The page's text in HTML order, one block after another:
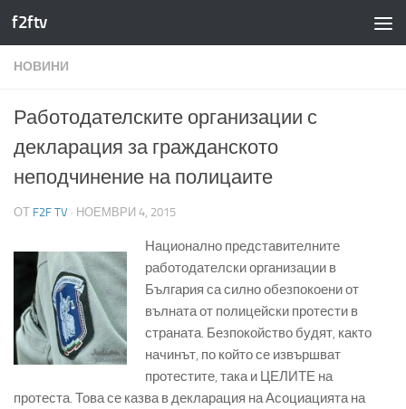
Към съдържанието
f2ftv
НОВИНИ
Работодателските организации с
декларация за гражданското
неподчинение на полицаите
ОТ F2F TV · НОЕМВРИ 4, 2015
Национално представителните
работодателски организации в
България са силно обезпокоени от
вълната от полицейски протести в
страната. Безпокойство будят, както
начинът, по който се извършват
протестите, така и ЦЕЛИТЕ на
протеста. Това се казва в декларация на Асоциацията на